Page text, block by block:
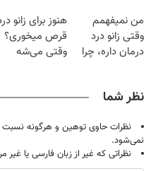
میلیون تومان!!!
من نمیفهمم
وقتی زانو درد
درمان داره، چرا
هنوز برای زانو
قرص میخوری؟
وقتی می‌شه
نظر شما
نظرات حاوی توهین و هرگونه
نمی‌شود.
نظراتی که غیر از زبان فارسی یا